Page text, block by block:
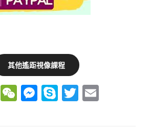
其他遙距視像課程
Li W M S T